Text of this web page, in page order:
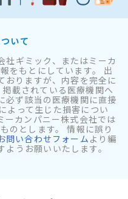
いて
社ギミック、またはミーカ
をもとにしています。 出
おりますが、内容を完全に
載されている医療機関へ
必ず該当の医療機関に直接
よって生じた損害につい
ーカンパニー株式会社では
のとします。 情報に誤り
問い合わせフォーム より編
うお願いいたします。